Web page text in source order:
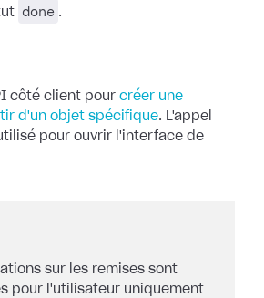
done .
côté client pour créer une
d'un objet spécifique. L'appel
pour ouvrir l'interface de
sur les remises sont
pour l'utilisateur uniquement